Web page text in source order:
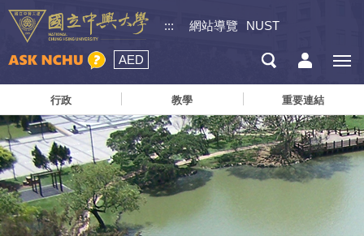
::: 網站導覽 NUST
AED
行政 教學 重要連結